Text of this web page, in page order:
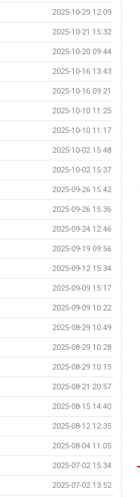
2025-10-29 12:09
2025-10-21 15:32
2025-10-20 09:44
2025-10-16 13:43
2025-10-16 09:21
2025-10-10 11:25
2025-10-10 11:17
2025-10-02 15:48
2025-10-02 15:37
2025-09-26 15:42
2025-09-26 15:36
2025-09-24 12:46
2025-09-19 09:56
2025-09-12 15:34
2025-09-09 15:17
2025-09-09 10:22
2025-08-29 10:49
2025-08-29 10:28
2025-08-29 10:15
2025-08-21 20:57
2025-08-15 14:40
2025-08-12 12:35
2025-08-04 11:05
2025-07-02 15:34
2025-07-02 13:52